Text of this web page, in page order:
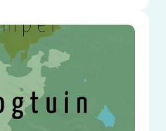
je er bent!